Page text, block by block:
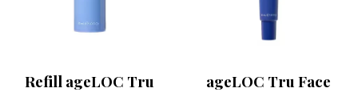
Refill ageLOC Tru
ageLOC Tru Face